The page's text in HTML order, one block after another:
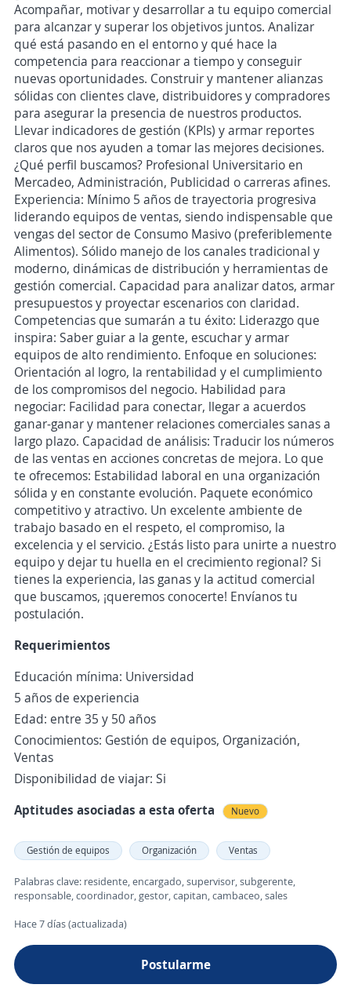
Acompañar, motivar y desarrollar a tu equipo comercial
para alcanzar y superar los objetivos juntos. Analizar
qué está pasando en el entorno y qué hace la
competencia para reaccionar a tiempo y conseguir
nuevas oportunidades. Construir y mantener alianzas
sólidas con clientes clave, distribuidores y compradores
para asegurar la presencia de nuestros productos.
Llevar indicadores de gestión (KPIs) y armar reportes
claros que nos ayuden a tomar las mejores decisiones.
¿Qué perfil buscamos? Profesional Universitario en
Mercadeo, Administración, Publicidad o carreras afines.
Experiencia: Mínimo 5 años de trayectoria progresiva
liderando equipos de ventas, siendo indispensable que
vengas del sector de Consumo Masivo (preferiblemente
Alimentos). Sólido manejo de los canales tradicional y
moderno, dinámicas de distribución y herramientas de
gestión comercial. Capacidad para analizar datos, armar
presupuestos y proyectar escenarios con claridad.
Competencias que sumarán a tu éxito: Liderazgo que
inspira: Saber guiar a la gente, escuchar y armar
equipos de alto rendimiento. Enfoque en soluciones:
Orientación al logro, la rentabilidad y el cumplimiento
de los compromisos del negocio. Habilidad para
negociar: Facilidad para conectar, llegar a acuerdos
ganar-ganar y mantener relaciones comerciales sanas a
largo plazo. Capacidad de análisis: Traducir los números
de las ventas en acciones concretas de mejora. Lo que
te ofrecemos: Estabilidad laboral en una organización
sólida y en constante evolución. Paquete económico
competitivo y atractivo. Un excelente ambiente de
trabajo basado en el respeto, el compromiso, la
excelencia y el servicio. ¿Estás listo para unirte a nuestro
equipo y dejar tu huella en el crecimiento regional? Si
tienes la experiencia, las ganas y la actitud comercial
que buscamos, ¡queremos conocerte! Envíanos tu
postulación.
Requerimientos
Educación mínima: Universidad
5 años de experiencia
Edad: entre 35 y 50 años
Conocimientos: Gestión de equipos, Organización,
Ventas
Disponibilidad de viajar: Si
Aptitudes asociadas a esta oferta
Nuevo
Gestión de equipos Organización Ventas
Palabras clave: residente, encargado, supervisor, subgerente,
responsable, coordinador, gestor, capitan, cambaceo, sales
Hace 7 días (actualizada)
Postularme